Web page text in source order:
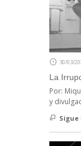
30/03/
La
Por:
y
Sigue